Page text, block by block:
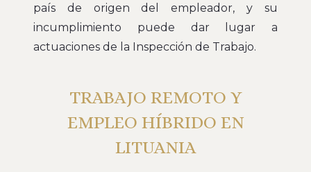
país de origen del empleador, y su
incumplimiento puede dar lugar a
actuaciones de la Inspección de Trabajo.
TRABAJO REMOTO Y
EMPLEO HÍBRIDO EN
LITUANIA